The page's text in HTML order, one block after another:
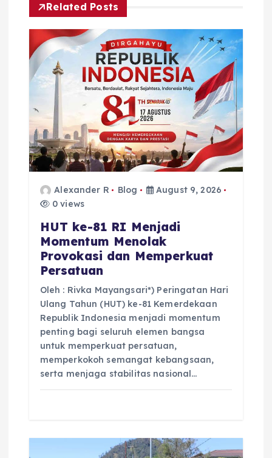
g
a
t
o
n
Related Posts
Alexander R Blog
August 9, 2026
0 views
HUT ke-81 RI Menjadi
Momentum Menolak
Provokasi dan Memperkuat
Persatuan
Oleh : Rivka Mayangsari*) Peringatan Hari
Ulang Tahun (HUT) ke-81 Kemerdekaan
Republik Indonesia menjadi momentum
penting bagi seluruh elemen bangsa
untuk memperkuat persatuan,
memperkokoh semangat kebangsaan,
serta menjaga stabilitas nasional…